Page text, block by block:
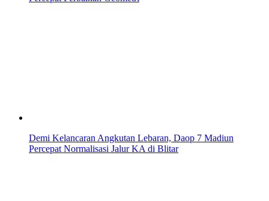
Demi Kelancaran Angkutan Lebaran, Daop 7 Madiun
Percepat Normalisasi Jalur KA di Blitar